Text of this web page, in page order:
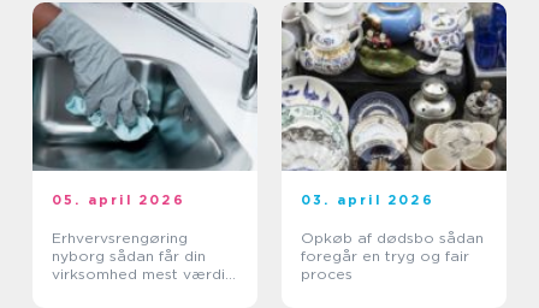
05. april 2026
Erhvervsrengøring
nyborg sådan får din
virksomhed mest værdi
03. april 2026
Opkøb af dødsbo sådan
foregår en tryg og fair
proces